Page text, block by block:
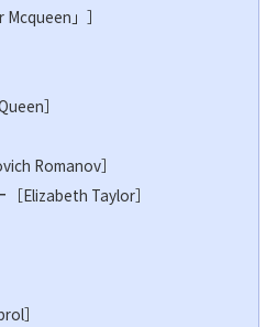
Mcqueen」］
］
Romanov］
［Elizabeth Taylor］
］